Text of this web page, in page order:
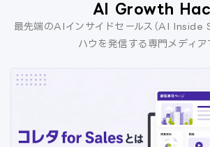
AI Growth
最先端のAIインサイドセールス（AI Inside
ハウを発信する専門メディア